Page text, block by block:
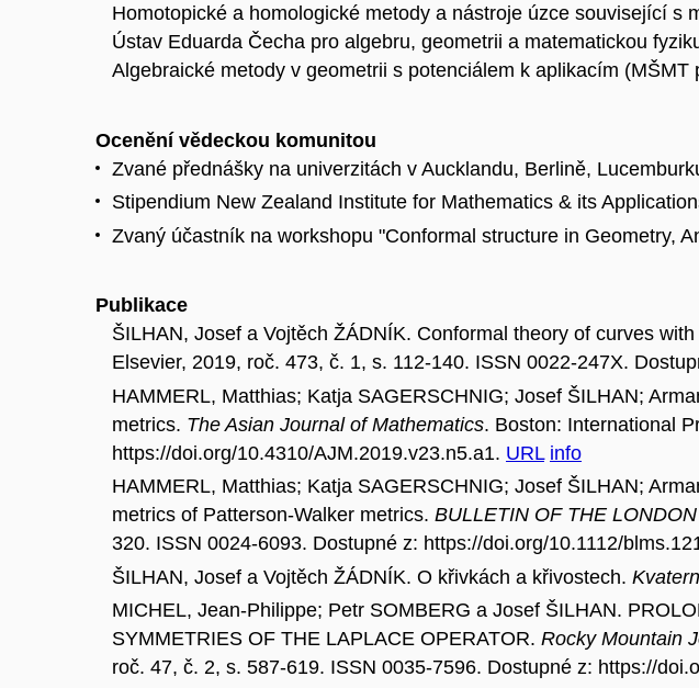
Homotopické a homologické metody a nástroje úzce související
Ústav Eduarda Čecha pro algebru, geometrii a matematickou
Algebraické metody v geometrii s potenciálem k aplikacím
Ocenění vědeckou komunitou
Zvané přednášky na univerzitách v Aucklandu, Berlině,
Stipendium New Zealand Institute for Mathematics & its
Zvaný účastník na workshopu "Conformal structure in Geometry,
Publikace
ŠILHAN, Josef a Vojtěch ŽÁDNÍK. Conformal theory of curves
Elsevier, 2019, roč. 473, č. 1, s. 112-140. ISSN 0022-247X.
HAMMERL, Matthias; Katja SAGERSCHNIG; Josef ŠILHAN;
metrics. The Asian Journal of Mathematics. Boston: International
https://doi.org/10.4310/AJM.2019.v23.n5.a1. URL info
HAMMERL, Matthias; Katja SAGERSCHNIG; Josef ŠILHAN;
metrics of Patterson-Walker metrics. BULLETIN OF THE
320. ISSN 0024-6093. Dostupné z: https://doi.org/10.1112/
ŠILHAN, Josef a Vojtěch ŽÁDNÍK. O křivkách a křivostech.
MICHEL, Jean-Philippe; Petr SOMBERG a Josef ŠILHAN.
SYMMETRIES OF THE LAPLACE OPERATOR. Rocky Mountain
roč. 47, č. 2, s. 587-619. ISSN 0035-7596. Dostupné z: https://